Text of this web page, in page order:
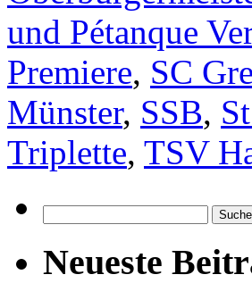
und Pétanque
Premiere, SC
Münster, SSB,
Triplette, TSV
nach:
Neueste